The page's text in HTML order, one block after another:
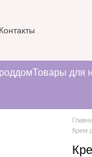
Контакты
Товары для
Крем